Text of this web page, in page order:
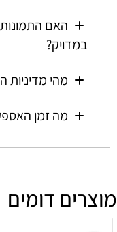
האם
במדויק?
מהי מדיניות
מה זמן
מוצרים דומים